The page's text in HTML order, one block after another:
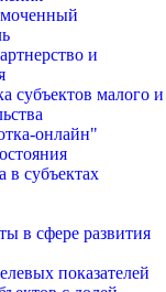
и
субъектов малого и
онлайн"
в субъектах
в сфере развития
показателей